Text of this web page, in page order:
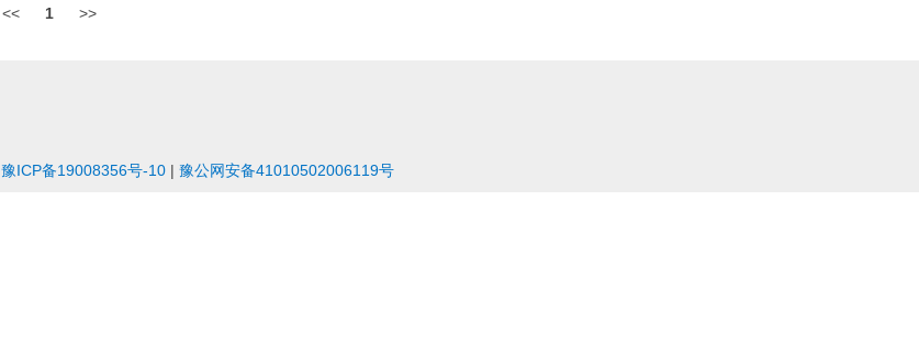
<< 1 >>
豫ICP备19008356号-10 | 豫公网安备41010502006119号